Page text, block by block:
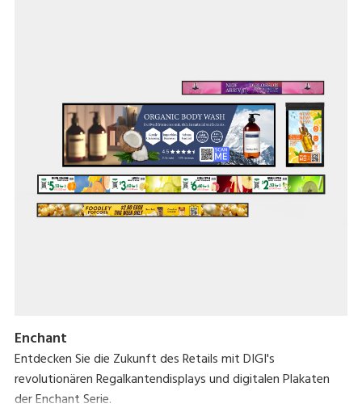
Enchant
Entdecken Sie die Zukunft des Retails mit DIGI's
revolutionären Regalkantendisplays und digitalen Plakaten
der Enchant Serie.